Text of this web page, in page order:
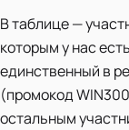
В таблице —
которым у нас
единственный в
(промокод
остальным